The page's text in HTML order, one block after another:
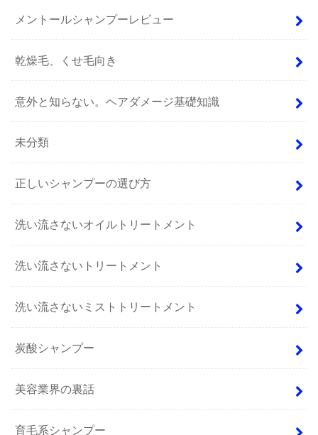
メントールシャンプーレビュー
乾燥毛、くせ毛向き
意外と知らない。ヘアダメージ基礎知識
未分類
正しいシャンプーの選び方
洗い流さないオイルトリートメント
洗い流さないトリートメント
洗い流さないミストトリートメント
炭酸シャンプー
美容業界の裏話
育毛系シャンプー